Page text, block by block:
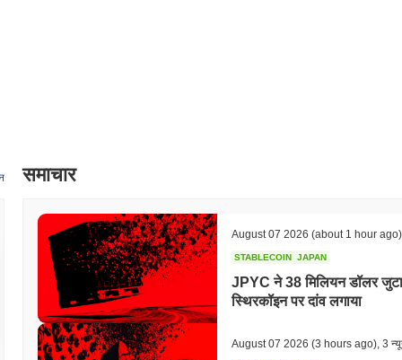
समाचार
August 07 2026 (about 1 hour ago)
STABLECOIN JAPAN
JPYC ने 38 मिलियन डॉलर
स्थिरकॉइन पर दांव लगाया
August 07 2026 (3 hours ago) 3